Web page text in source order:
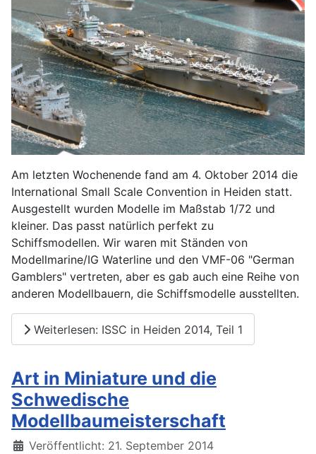
Am letzten Wochenende fand am 4. Oktober 2014 die
International Small Scale Convention in Heiden statt.
Ausgestellt wurden Modelle im Maßstab 1/72 und
kleiner. Das passt natürlich perfekt zu
Schiffsmodellen. Wir waren mit Ständen von
Modellmarine/IG Waterline und den VMF-06 "German
Gamblers" vertreten, aber es gab auch eine Reihe von
anderen Modellbauern, die Schiffsmodelle ausstellten.
Weiterlesen: ISSC in Heiden 2014, Teil 1
Art in Miniature und die
Schwedische
Modellbaumeisterschaft
Details
Veröffentlicht: 21. September 2014